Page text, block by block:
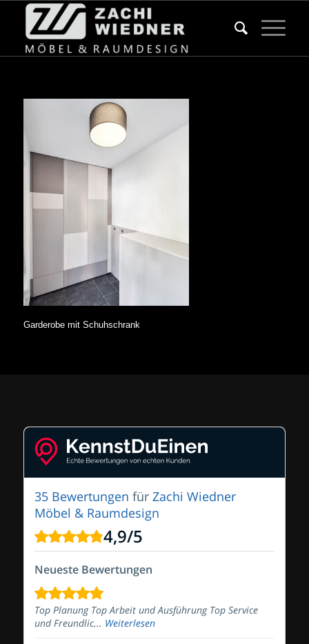
Garderobe mit Schuhschrank
35 Bewertungen für Zachi Wiedner
Möbel & Raumdesign
4,9/5
Neueste Bewertungen
Top Planung Top Arbeit und Ausführung Top Service
und Freundlic... Weiterlesen